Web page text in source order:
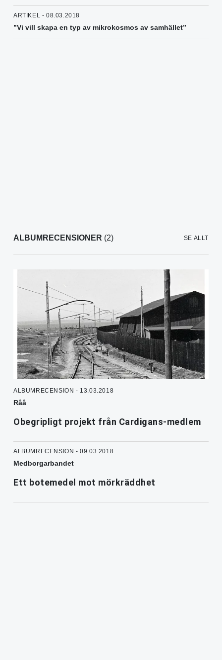
ARTIKEL - 08.03.2018
”Vi vill skapa en typ av mikrokosmos av samhället”
ALBUMRECENSIONER (2) SE ALLT
ALBUMRECENSION - 13.03.2018
Råå
Obegripligt projekt från Cardigans-medlem
ALBUMRECENSION - 09.03.2018
Medborgarbandet
Ett botemedel mot mörkräddhet